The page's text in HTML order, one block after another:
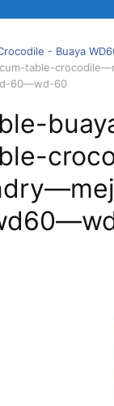
- Buaya
table-
60—wd-60